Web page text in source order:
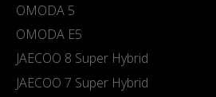
OMODA 5
OMODA E5
JAECOO 8 Super Hybrid
JAECOO 7 Super Hybrid